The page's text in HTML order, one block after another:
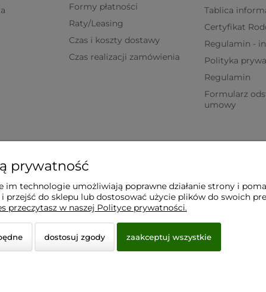
Formy płatności
Raty/Leasing
Czas i koszty dostawy
Czas realizacji zamówienia
Tablica
Certyfikat
Regulamin -
Polityka
Regulamin
Formularz
umowy
prywatność
im technologie umożliwiają poprawne działanie strony i
przejść do sklepu lub dostosować użycie plików do swoich
przeczytasz w naszej Polityce prywatności.
dostosuj zgody zaakceptuj wszystkie